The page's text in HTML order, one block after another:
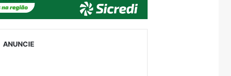
ANUNCIE